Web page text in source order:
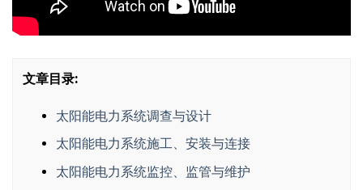
文章目录:
太阳能电力系统调查与设计
太阳能电力系统施工、安装与连接
太阳能电力系统监控、监管与维护